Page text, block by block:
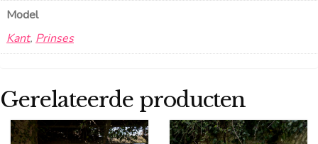
Model
Kant, Prinses
Gerelateerde producten